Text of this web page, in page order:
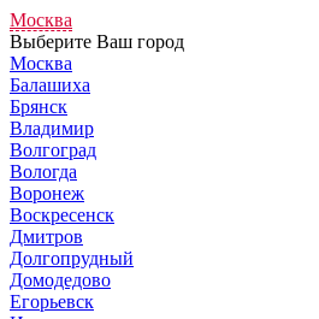
Москва
Выберите Ваш город
Москва
Балашиха
Брянск
Владимир
Волгоград
Вологда
Воронеж
Воскресенск
Дмитров
Долгопрудный
Домодедово
Егорьевск